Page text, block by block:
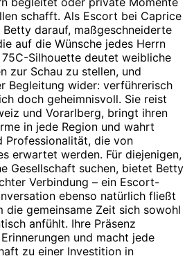
schafft. Als Escort bei Caprice
darauf, maßgeschneiderte
auf die Wünsche jedes Herrn
Silhouette deutet weibliche
zur Schau zu stellen, und
Begleitung wider: verführerisch
doch geheimnisvoll. Sie reist
und Vorarlberg, bringt ihren
in jede Region und wahrt
Professionalität, die von
erwartet werden. Für diejenigen,
Gesellschaft suchen, bietet Betty
Verbindung – ein Escort-
ebenso natürlich fließt
die gemeinsame Zeit sich sowohl
anfühlt. Ihre Präsenz
und macht jede
zu einer Investition in